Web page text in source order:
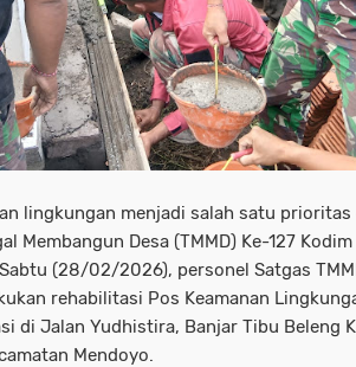
lingkungan menjadi salah satu prioritas
Membangun Desa (TMMD) Ke-127 Kodim
(28/02/2026), personel Satgas
rehabilitasi Pos Keamanan
di Jalan Yudhistira, Banjar Tibu Beleng
Mendoyo.